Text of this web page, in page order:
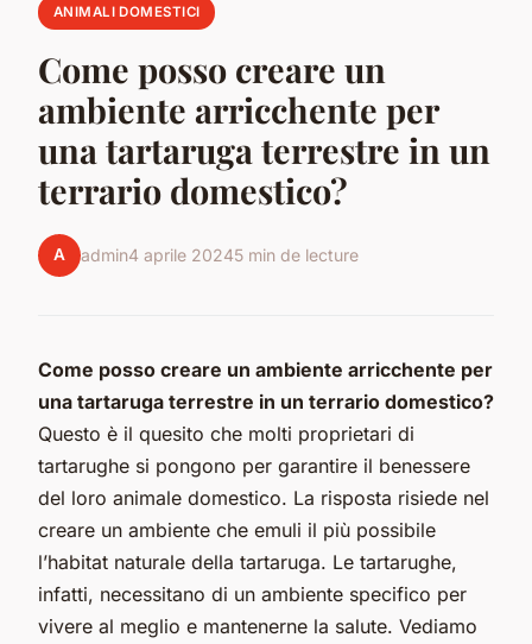
ANIMALI DOMESTICI
Come posso creare un
ambiente arricchente per
una tartaruga terrestre in un
terrario domestico?
A admin4 aprile 20245 min de lecture
Come posso creare un ambiente arricchente per
una tartaruga terrestre in un terrario domestico?
Questo è il quesito che molti proprietari di
tartarughe si pongono per garantire il benessere
del loro animale domestico. La risposta risiede nel
creare un ambiente che emuli il più possibile
l’habitat naturale della tartaruga. Le tartarughe,
infatti, necessitano di un ambiente specifico per
vivere al meglio e mantenerne la salute. Vediamo